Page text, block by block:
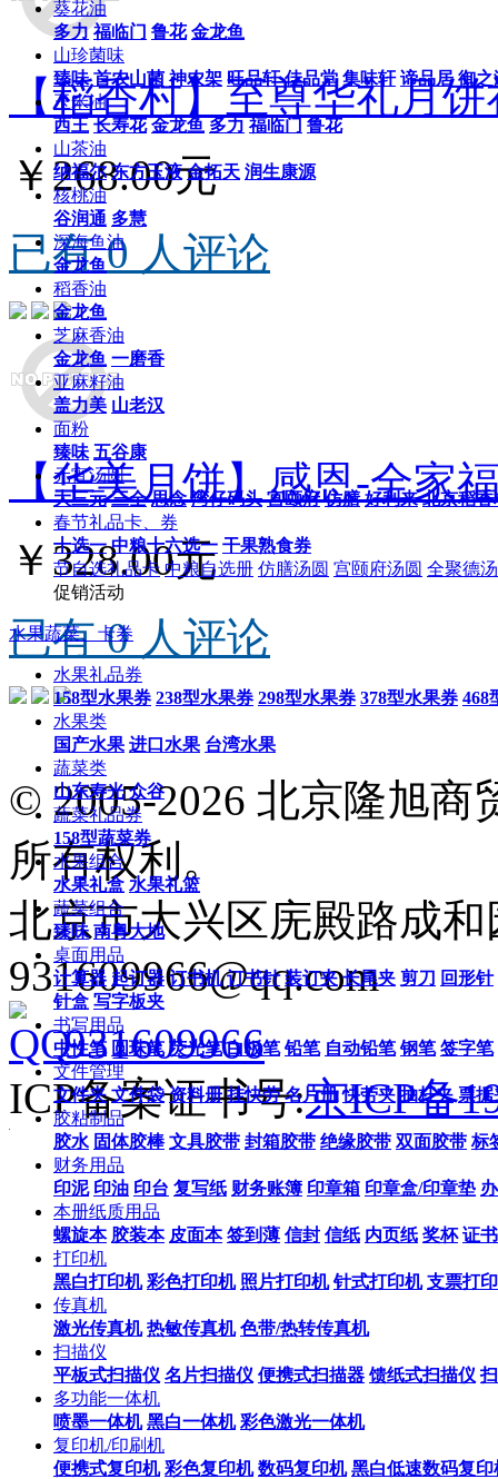
葵花油
多力 福临门 鲁花 金龙鱼
山珍菌味
臻味 首农山菌 神农架 旺品轩 佳品堂 集味轩 谛品居 御之
玉米油
西王 长寿花 金龙鱼 多力 福临门 鲁花
山茶油
纳福尔 东方玉液 金拓天 润生康源
核桃油
谷润通 多慧
深海鱼油
金龙鱼
稻香油
金龙鱼
芝麻香油
金龙鱼 一磨香
亚麻籽油
盖力美 山老汉
面粉
臻味 五谷康
元宵汤圆
大三元 三全 思念 湾仔码头 宫颐府 仿膳 好利来 北京稻香
春节礼品卡、券
十选一 中粮十六选一 干果熟食券
节自选礼品卡 中粮自选册 仿膳汤圆 宫颐府汤圆 全聚德
促销活动
水果蔬菜、卡券
水果礼品券
158型水果券 238型水果券 298型水果券 378型水果券 468
水果类
国产水果 进口水果 台湾水果
蔬菜类
山东寿光 众谷
蔬菜礼品券
158型蔬菜券
水果组合
水果礼盒 水果礼篮
蔬菜组合
臻味 南粤大地
桌面用品
计算器 起订器 订书机 订书针 装订夹 长尾夹 剪刀 回形针
针盒 写字板夹
书写用品
中性笔 圆珠笔 荧光笔 白板笔 铅笔 自动铅笔 钢笔 签字笔
文件管理
文件夹 文件袋 资料册 挂快劳 名片册 快劳夹 抽杆夹 票据
胶粘制品
胶水 固体胶棒 文具胶带 封箱胶带 绝缘胶带 双面胶带 标
财务用品
印泥 印油 印台 复写纸 财务账簿 印章箱 印章盒/印章垫
本册纸质用品
螺旋本 胶装本 皮面本 签到薄 信封 信纸 内页纸 奖杯 证书
打印机
黑白打印机 彩色打印机 照片打印机 针式打印机 支票打
传真机
激光传真机 热敏传真机 色带/热转传真机
扫描仪
平板式扫描仪 名片扫描仪 便携式扫描器 馈纸式扫描仪
多功能一体机
喷墨一体机 黑白一体机 彩色激光一体机
复印机/印刷机
便携式复印机 彩色复印机 数码复印机 黑白低速数码复印
【稻香村】至尊华礼月
￥268.00元
已有 0 人评论
【华美月饼】感恩-全家
￥328.00元
已有 0 人评论
© 2005-2026 北京隆旭
所有权利。
北京市大兴区庑殿路成和
931609966@qq.com
931609966
ICP备案证书号:京ICP备